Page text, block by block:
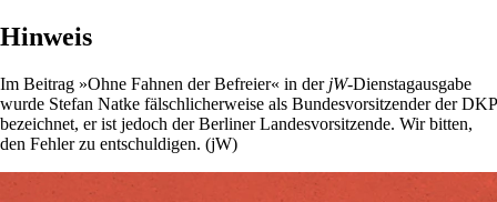
Hinweis
Im Beitrag »Ohne Fahnen der Befreier« in der jW-Dienstagausgabe
wurde Stefan Natke fälschlicherweise als Bundesvorsitzender der DKP
bezeichnet, er ist jedoch der Berliner Landesvorsitzende. Wir bitten,
den Fehler zu entschuldigen. (jW)